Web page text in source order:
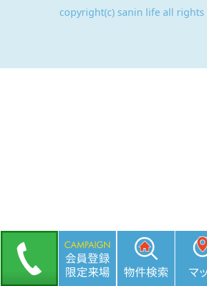
copyright(c) sanin life all rights